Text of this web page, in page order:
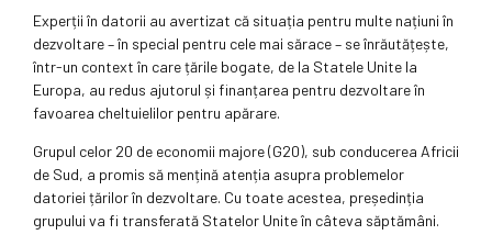
Experții în datorii au avertizat că situația pentru multe națiuni în
dezvoltare – în special pentru cele mai sărace – se înrăutățește,
într-un context în care țările bogate, de la Statele Unite la
Europa, au redus ajutorul și finanțarea pentru dezvoltare în
favoarea cheltuielilor pentru apărare.
Grupul celor 20 de economii majore (G20), sub conducerea Africii
de Sud, a promis să mențină atenția asupra problemelor
datoriei țărilor în dezvoltare. Cu toate acestea, președinția
grupului va fi transferată Statelor Unite în câteva săptămâni.